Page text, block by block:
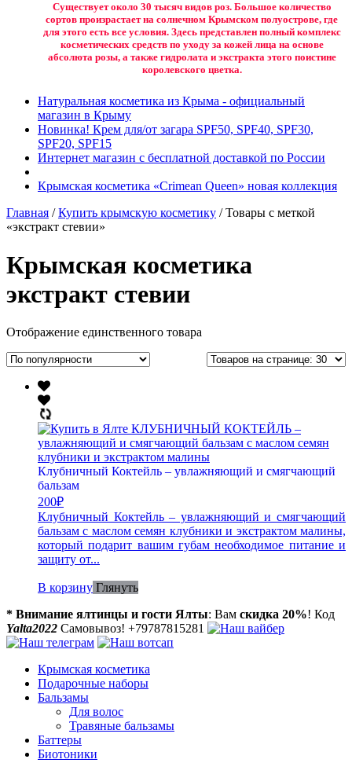
Существует около 30 тысяч видов роз. Большое количество
сортов произрастает на солнечном Крымском полуострове, где
для этого есть все условия. Здесь представлен полный комплекс
косметических средств по уходу за кожей лица на основе
абсолюта розы, а также гидролата и экстракта этого поистине
королевского цветка.
Натуральная косметика из Крыма - официальный
магазин в Крыму
Новинка! Крем для/от загара SPF50, SPF40, SPF30,
SPF20, SPF15
Интернет магазин с бесплатной доставкой по России
Крымская косметика «Crimean Queen» новая коллекция
Главная /Купить крымскую косметику / Товары с меткой
«экстракт стевии»
Крымская косметика
экстракт стевии
Отображение единственного товара
Клубничный Коктейль – увлажняющий и смягчающий
бальзам
200₽
Клубничный Коктейль – увлажняющий и смягчающий
бальзам с маслом семян клубники и экстрактом малины,
который подарит вашим губам необходимое питание и
защиту от...
В корзину Глянуть
* Внимание ялтинцы и гости Ялты: Вам скидка 20%! Код
Yalta2022 Самовывоз! +79787815281
Крымская косметика
Подарочные наборы
Бальзамы
Для волос
Травяные бальзамы
Баттеры
Биотоники